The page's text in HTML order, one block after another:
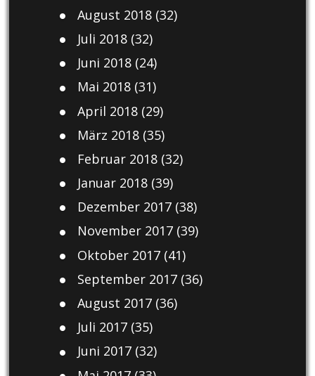
August 2018(32)
Juli 2018(32)
Juni 2018(24)
Mai 2018(31)
April 2018(29)
März 2018(35)
Februar 2018(32)
Januar 2018(39)
Dezember 2017(38)
November 2017(39)
Oktober 2017(41)
September 2017(36)
August 2017(36)
Juli 2017(35)
Juni 2017(32)